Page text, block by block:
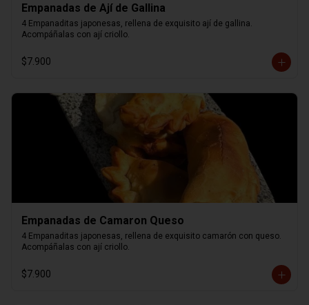
Empanadas de Ají de Gallina
4 Empanaditas japonesas, rellena de exquisito ají de gallina.
Acompáñalas con ají criollo.
$7.900
Empanadas de Camaron Queso
4 Empanaditas japonesas, rellena de exquisito camarón con queso.
Acompáñalas con ají criollo.
$7.900